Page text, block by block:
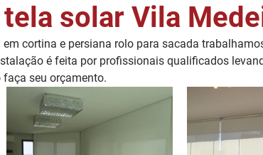
solar Vila
em cortina e persiana rolo para sacada
é feita por profissionais qualificados
seu orçamento.